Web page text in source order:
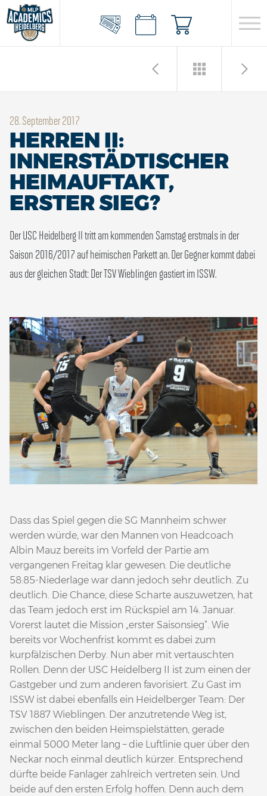
28. September 2017
HERREN II:
INNERSTÄDTISCHER
HEIMAUFTAKT,
ERSTER SIEG?
Der USC Heidelberg II tritt am kommenden Samstag erstmals in der
Saison 2016/2017 auf heimischen Parkett an. Der Gegner kommt dabei
aus der gleichen Stadt: Der TSV Wieblingen gastiert im ISSW.
Dass das Spiel gegen die SG Mannheim schwer
werden würde, war den Mannen von Headcoach
Albin Mauz bereits im Vorfeld der Partie am
vergangenen Freitag klar gewesen. Die deutliche
58:85-Niederlage war dann jedoch sehr deutlich. Zu
deutlich. Die Chance, diese Scharte auszuwetzen, hat
das Team jedoch erst im Rückspiel am 14. Januar.
Vorerst lautet die Mission „erster Saisonsieg“. Wie
bereits vor Wochenfrist kommt es dabei zum
kurpfälzischen Derby. Nun aber mit vertauschten
Rollen. Denn der USC Heidelberg II ist zum einen der
Gastgeber und zum anderen favorisiert. Zu Gast im
ISSW ist dabei ebenfalls ein Heidelberger Team: Der
TSV 1887 Wieblingen. Der anzutretende Weg ist,
zwischen den beiden Heimspielstätten, gerade
einmal 5000 Meter lang – die Luftlinie quer über den
Neckar noch einmal deutlich kürzer. Entsprechend
dürfte beide Fanlager zahlreich vertreten sein. Und
beide auf den ersten Erfolg hoffen. Denn auch dem